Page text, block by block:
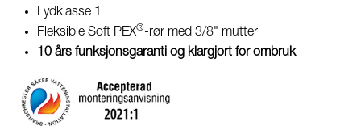
Lydklasse 1
Fleksible Soft PEX®-rør med 3/8" mutter
10 års funksjonsgaranti og klargjort for ombruk